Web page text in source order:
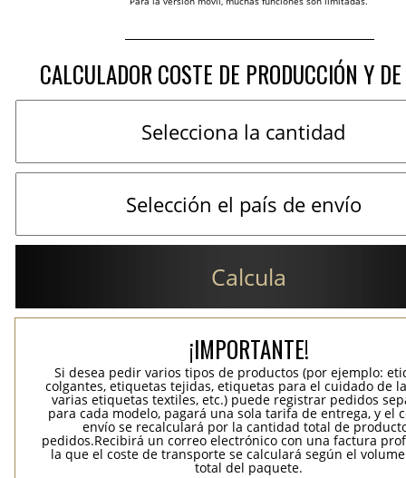
CALCULADOR COSTE DE PRODUCCIÓN Y
Calcula
¡IMPORTANTE!
Si desea pedir varios tipos de productos (por ejemplo:
colgantes, etiquetas tejidas, etiquetas para el cuidado de
varias etiquetas textiles, etc.) puede registrar pedidos
para cada modelo, pagará una sola tarifa de entrega, y el
envío se recalculará por la cantidad total de
pedidos.Recibirá un correo electrónico con una factura
la que el coste de transporte se calculará según el
total del paquete.